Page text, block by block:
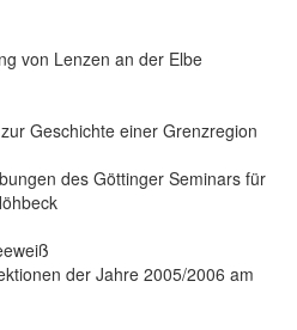
von Lenzen an der Elbe
Geschichte einer Grenzregion
des Göttinger Seminars für
der Jahre 2005/2006 am